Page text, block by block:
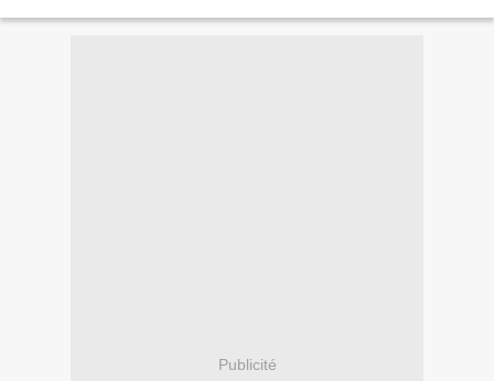
Publicité